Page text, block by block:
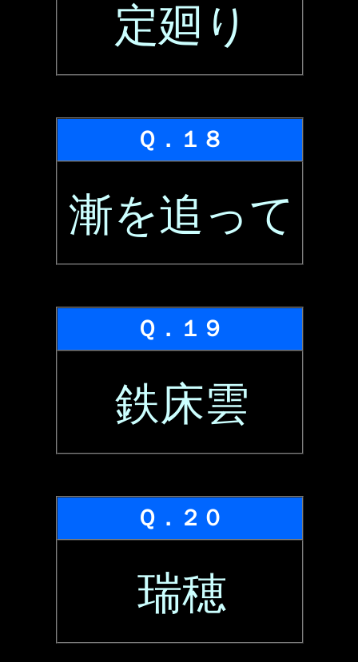
定廻り
Ｑ．１８
漸を追って
Ｑ．１９
鉄床雲
Ｑ．２０
瑞穂